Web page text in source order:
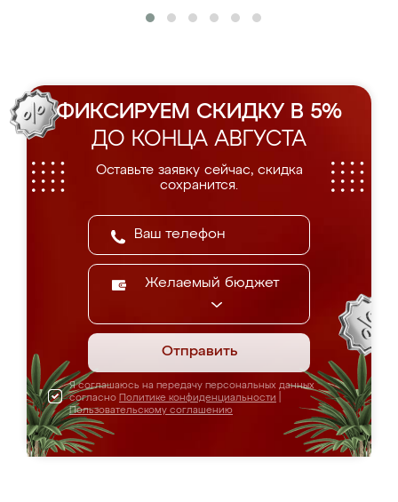
ФИКСИРУЕМ СКИДКУ В 5%
ДО КОНЦА АВГУСТА
Оставьте заявку сейчас, скидка
сохранится.
Желаемый бюджет
Отправить
Я соглашаюсь на передачу персональных данных
согласно Политике конфиденциальности
Пользовательскому соглашению